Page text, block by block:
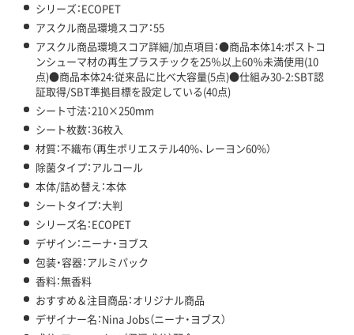
シリーズ：ECOPET
アスクル商品環境スコア：55
アスクル商品環境スコア詳細/加点項目：●商品本体14:ポストコ
ンシューマ材の再生プラスチックを25％以上60％未満使用(10
点)●商品本体24:従来品に比べ大容量(5点)●仕組み30-2:SBT認
証取得/SBT準拠目標を設定している(40点)
シート寸法：210×250mm
シート枚数：36枚入
材質：不織布（再生ポリエステル40%、レーヨン60%）
除菌タイプ：アルコール
本体/詰め替え：本体
シートタイプ：大判
シリーズ名：ECOPET
デザイン：ニーナ・ヨブス
包装・容器：アルミパック
香料：無香料
おすすめ＆注目商品：オリジナル商品
デザイナー名：Nina Jobs（ニーナ・ヨブス）